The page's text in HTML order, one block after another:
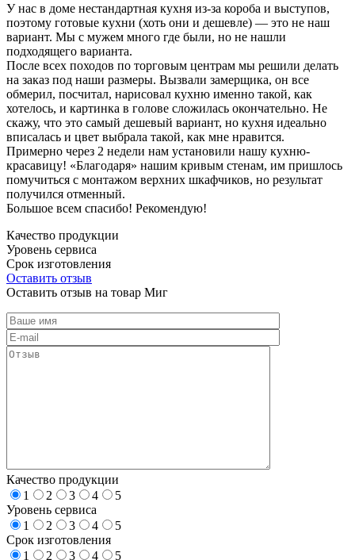
У нас в доме нестандартная кухня из-за короба и выступов,
поэтому готовые кухни (хоть они и дешевле) — это не наш
вариант. Мы с мужем много где были, но не нашли
подходящего варианта.
После всех походов по торговым центрам мы решили делать
на заказ под наши размеры. Вызвали замерщика, он все
обмерил, посчитал, нарисовал кухню именно такой, как
хотелось, и картинка в голове сложилась окончательно. Не
скажу, что это самый дешевый вариант, но кухня идеально
вписалась и цвет выбрала такой, как мне нравится.
Примерно через 2 недели нам установили нашу кухню-
красавицу! «Благодаря» нашим кривым стенам, им пришлось
помучиться с монтажом верхних шкафчиков, но результат
получился отменный.
Большое всем спасибо! Рекомендую!
Качество продукции
Уровень сервиса
Срок изготовления
Оставить отзыв
Оставить отзыв на товар Миг
Качество продукции
1
2 3 4
5
Уровень сервиса
1
2 3 4
5
Срок изготовления
1
2 3 4
5